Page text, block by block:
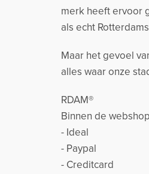
merk heeft ervoor
als echt
Maar het gevoel
alles waar onze
RDAM®
Binnen de
- Ideal
- Paypal
- Creditcard